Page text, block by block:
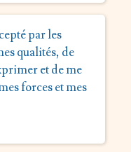
par les
qualités, de
et de me
forces et mes